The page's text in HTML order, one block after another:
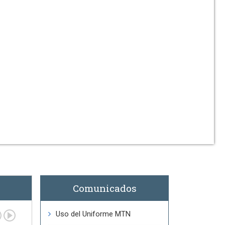
Comunicados
Uso del Uniforme MTN